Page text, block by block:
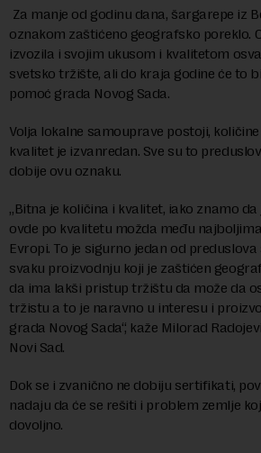
Za manje od godinu dana, šargarepe iz
oznakom zaštićeno geografsko poreklo.
izvozila i svojim ukusom i kvalitetom
svetsko tržište, ali do kraja godine će to
pomoć grada Novog Sada.
Volja lokalne samouprave postoji,
kvalitet je izvanredan. Sve su to
dobije ovu oznaku.
„Bitna je količina i kvalitet, iako znamo
ovde po kvalitetu možda među
Evropi. To je sigurno jedan od
svaku proizvodnju koji je zaštićen
da ima lakši pristup tržištu da može da
tržistu a to je naravno u interesu i
grada Novog Sada“, kaže Milorad
Novi Sad.
Dok se i zvanično ne dobiju sertifikati,
nadaju da će se rešiti i problem zemlje
dovoljno.